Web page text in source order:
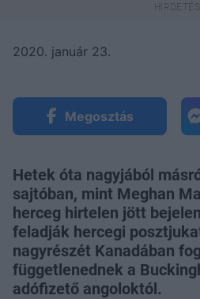
2020. január 23.
Megosztás
Hetek óta nagyjából
sajtóban, mint Meghan
herceg hirtelen jött
feladják hercegi
nagyrészét Kanadában
függetlenednek a
adófizető angoloktól.